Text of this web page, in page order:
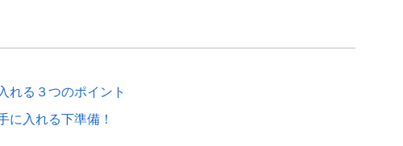
れる３つのポイント
に入れる下準備！